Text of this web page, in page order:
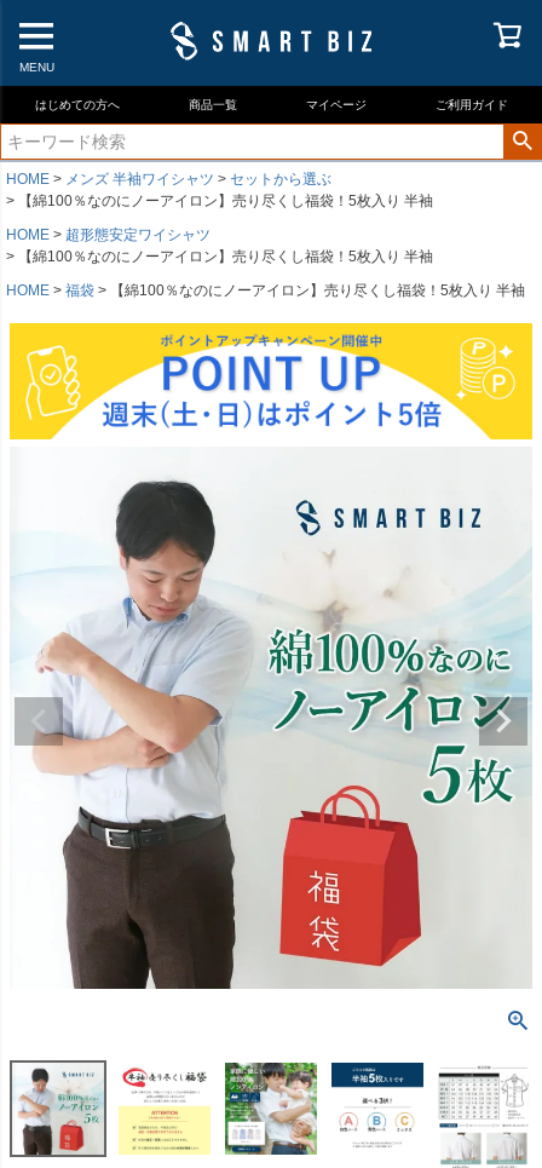
MENU
はじめての方へ 商品一覧 マイページ ご利用ガイド
HOME メンズ 半袖ワイシャツ
セットから選ぶ
【綿100％なのにノーアイロン】売り尽くし福袋！5枚入り 半袖
HOME
超形態安定ワイシャツ
【綿100％なのにノーアイロン】売り尽くし福袋！5枚入り 半袖
HOME
福袋 【綿100％なのにノーアイロン】売り尽くし福袋！5枚入り 半袖